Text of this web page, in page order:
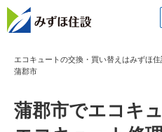
エコキュートの交換・買い替えはみずほ住
蒲郡市
蒲郡市でエコキ